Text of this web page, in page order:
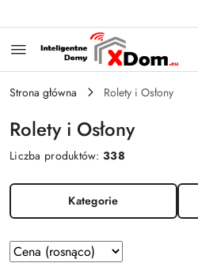
Strona główna Rolety i Osłony
Rolety i Osłony
Liczba produktów:338
Kategorie
Zastosowano
sortowanie:
Sortuj
według